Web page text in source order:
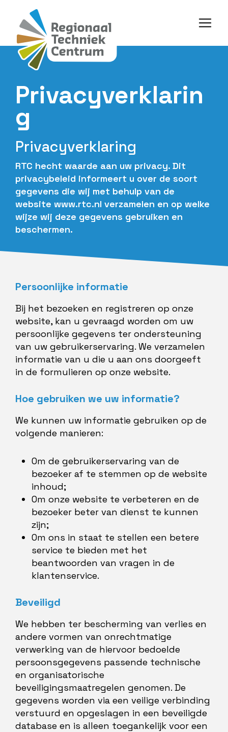
Privacyverklarin
g
Privacyverklaring
RTC hecht waarde aan uw privacy. Dit
privacybeleid informeert u over de soort
gegevens die wij met behulp van de
website www.rtc.nl verzamelen en op welke
wijze wij deze gegevens gebruiken en
beschermen.
Persoonlijke informatie
Bij het bezoeken en registreren op onze
website, kan u gevraagd worden om uw
persoonlijke gegevens ter ondersteuning
van uw gebruikerservaring. We verzamelen
informatie van u die u aan ons doorgeeft
in de formulieren op onze website.
Hoe gebruiken we uw informatie?
We kunnen uw informatie gebruiken op de
volgende manieren:
Om de gebruikerservaring van de
bezoeker af te stemmen op de website
inhoud;
Om onze website te verbeteren en de
bezoeker beter van dienst te kunnen
zijn;
Om ons in staat te stellen een betere
service te bieden met het
beantwoorden van vragen in de
klantenservice.
Beveiligd
We hebben ter bescherming van verlies en
andere vormen van onrechtmatige
verwerking van de hiervoor bedoelde
persoonsgegevens passende technische
en organisatorische
beveiligingsmaatregelen genomen. De
gegevens worden via een veilige verbinding
verstuurd en opgeslagen in een beveiligde
database en is alleen toegankelijk voor een